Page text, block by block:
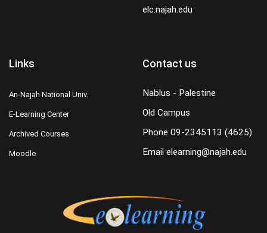
elc.najah.edu
Links
An-Najah National Univ.
E-Learning Center
Archived Courses
Moodle
Contact us
Nablus - Palestine
Old Campus
Phone 09-2345113 (4625)
Email elearning@najah.edu